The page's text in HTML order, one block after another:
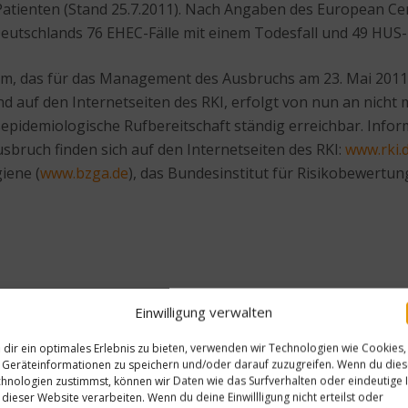
Einwilligung verwalten
dir ein optimales Erlebnis zu bieten, verwenden wir Technologien wie Cookies,
Geräteinformationen zu speichern und/oder darauf zuzugreifen. Wenn du
zustimmst, können wir Daten wie das Surfverhalten oder eindeutige
dieser Website verarbeiten. Wenn du deine Einwillligung nicht erteilst oder
(Stand 25.7.2011). Nach Angaben des European
76 EHEC-Fälle mit einem Todesfall und 49
das für das Management des Ausbruchs am 23. Mai
auf den Internetseiten des RKI, erfolgt von nun an
Rufbereitschaft ständig erreichbar.
finden sich auf den Internetseiten des RKI:
(www.bzga.de), das Bundesinstitut für
Nächster Beitrag